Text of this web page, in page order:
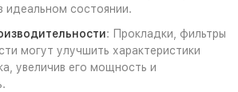
идеальном состоянии.
: Прокладки, фильтры
могут улучшить характеристики
увеличив его мощность и